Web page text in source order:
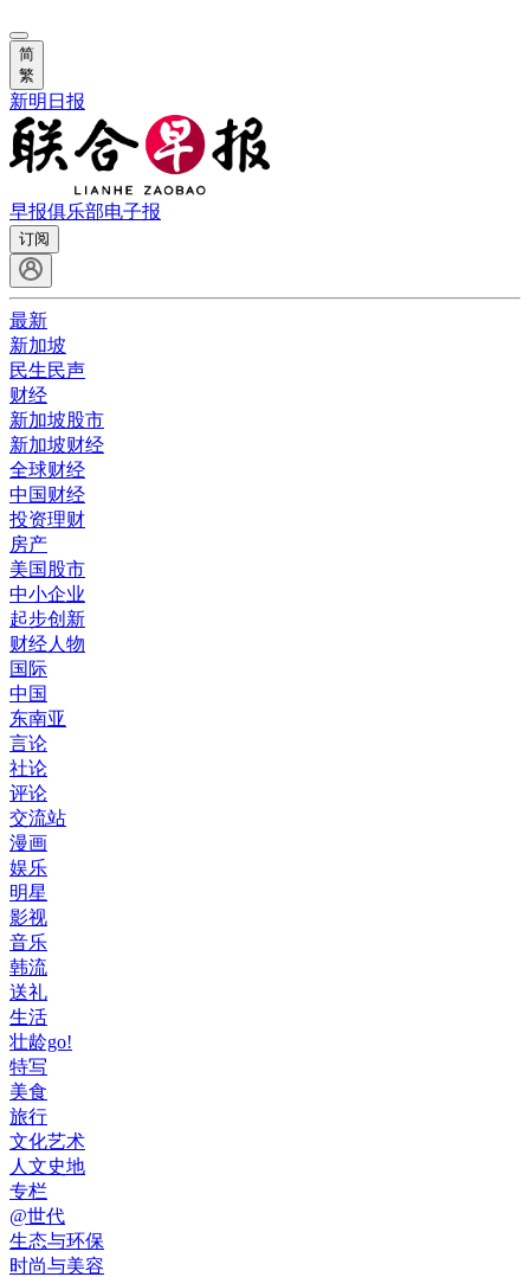
简
繁
新明日报
早报俱乐部电子报
订阅
最新
新加坡
民生民声
财经
新加坡股市
新加坡财经
全球财经
中国财经
投资理财
房产
美国股市
中小企业
起步创新
财经人物
国际
中国
东南亚
言论
社论
评论
交流站
漫画
娱乐
明星
影视
音乐
韩流
送礼
生活
壮龄go!
特写
美食
旅行
文化艺术
人文史地
专栏
@世代
生态与环保
时尚与美容